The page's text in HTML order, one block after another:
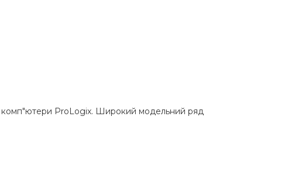
комп"ютери ProLogix. Широкий модельний ряд